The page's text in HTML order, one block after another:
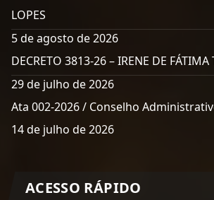
LOPES
5 de agosto de 2026
DECRETO 3813-26 – IRENE DE FÁTIMA
29 de julho de 2026
Ata 002-2026 / Conselho
14 de julho de 2026
ACESSO RÁPIDO